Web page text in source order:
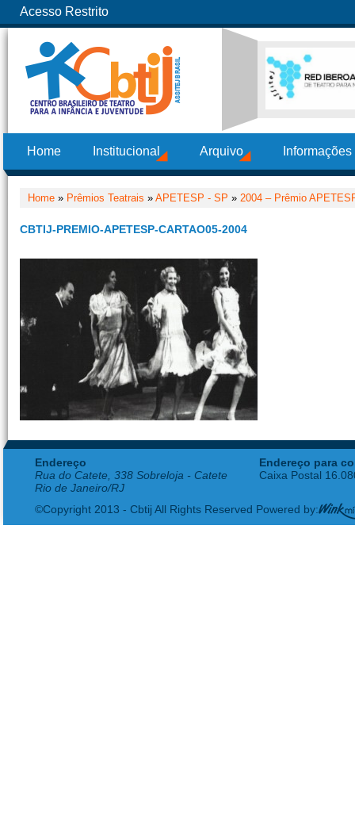
Acesso Restrito
Home Institucional Arquivo
Home » Prêmios Teatrais » APETESP - SP » 2004 – Prêmio
CBTIJ-PREMIO-APETESP-CARTAO05-2004
Endereço
Rua do Catete, 338 Sobreloja - Catete
Rio de Janeiro/RJ
Endereço para
Caixa Postal
©Copyright 2013 - Cbtij All Rights Reserved Powered by: